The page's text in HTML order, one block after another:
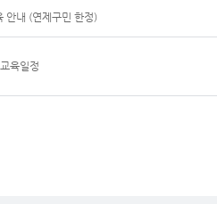
안내 (연제구민 한정)
육일정